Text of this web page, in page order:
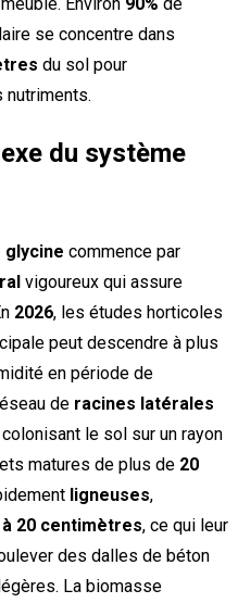
se concentre dans
du sol pour
du système
glycine commence par
vigoureux qui assure
2026, les études horticoles
peut descendre à plus
en période de
de racines latérales
le sol sur un rayon
matures de plus de 20
ligneuses,
à 20 centimètres, ce qui leur
des dalles de béton
La biomasse